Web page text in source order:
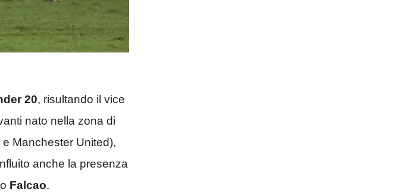
20, risultando il vice
nato nella zona di
Manchester United),
anche la presenza
Falcao.